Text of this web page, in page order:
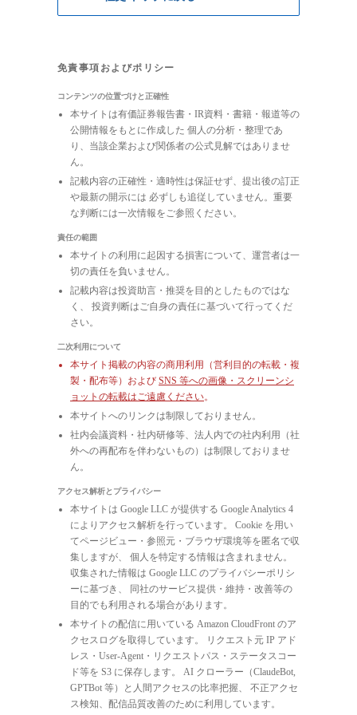
免責事項およびポリシー
コンテンツの位置づけと正確性
本サイトは有価証券報告書・IR資料・書籍・報道等の
公開情報をもとに作成した 個人の分析・整理であ
り、当該企業および関係者の公式見解ではありませ
ん。
記載内容の正確性・適時性は保証せず、提出後の訂正
や最新の開示には 必ずしも追従していません。重要
な判断には一次情報をご参照ください。
責任の範囲
本サイトの利用に起因する損害について、運営者は一
切の責任を負いません。
記載内容は投資助言・推奨を目的としたものではな
く、 投資判断はご自身の責任に基づいて行ってくだ
さい。
二次利用について
本サイト掲載の内容の商用利用（営利目的の転載・複
製・配布等）および SNS 等への画像・スクリーンシ
ョットの転載はご遠慮ください。
本サイトへのリンクは制限しておりません。
社内会議資料・社内研修等、法人内での社内利用（社
外への再配布を伴わないもの）は制限しておりませ
ん。
アクセス解析とプライバシー
本サイトは Google LLC が提供する Google Analytics 4
によりアクセス解析を行っています。 Cookie を用い
てページビュー・参照元・ブラウザ環境等を匿名で収
集しますが、 個人を特定する情報は含まれません。
収集された情報は Google LLC のプライバシーポリシ
ーに基づき、 同社のサービス提供・維持・改善等の
目的でも利用される場合があります。
本サイトの配信に用いている Amazon CloudFront のア
クセスログを取得しています。 リクエスト元 IP アド
レス・User-Agent・リクエストパス・ステータスコー
ド等を S3 に保存します。 AI クローラー（ClaudeBot,
GPTBot 等）と人間アクセスの比率把握、 不正アクセ
ス検知、配信品質改善のために利用しています。